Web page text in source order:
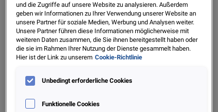
und die Zugriffe auf unsere Website zu analysieren. Außerdem
geben wir Informationen zu Ihrer Verwendung unserer Website an
unsere Partner für soziale Medien, Werbung und Analysen weiter.
Unsere Partner führen diese Informationen möglicherweise mit
weiteren Daten zusammen, die Sie ihnen bereitgestellt haben oder
die sie im Rahmen Ihrer Nutzung der Dienste gesammelt haben.
Hier ist der Link zu unserem Cookie-Richtlinie
Unbedingt erforderliche Cookies
Funktionelle Cookies